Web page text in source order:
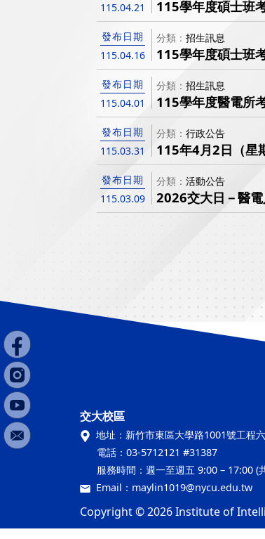
115.04.21
115學年度碩士班
發布日期
115.04.16
分類 招生訊息
115學年度碩士班
發布日期
115.04.01
分類 招生訊息
115學年度醫電所
發布日期
115.03.31
分類 行政公告
115年4月2日（星
發布日期
115.03.09
分類 活動公告
2026交大日－醫
交大校區
地址： 新竹市東區大學路1001號工程
電話： 03-5712121 #31387
服務時間： 週一至週五 9:00 – 17:00 (
Email： maylin1019@nycu.edu.tw
Copyright © 2026 Institute of